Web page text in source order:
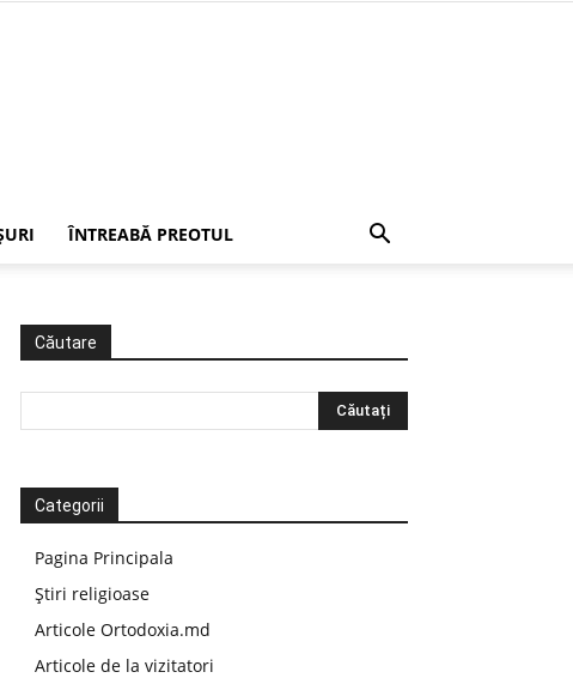
ÎNTREABĂ PREOTUL
Căutare
Categorii
Pagina Principala
Știri religioase
Articole Ortodoxia.md
Articole de la vizitatori